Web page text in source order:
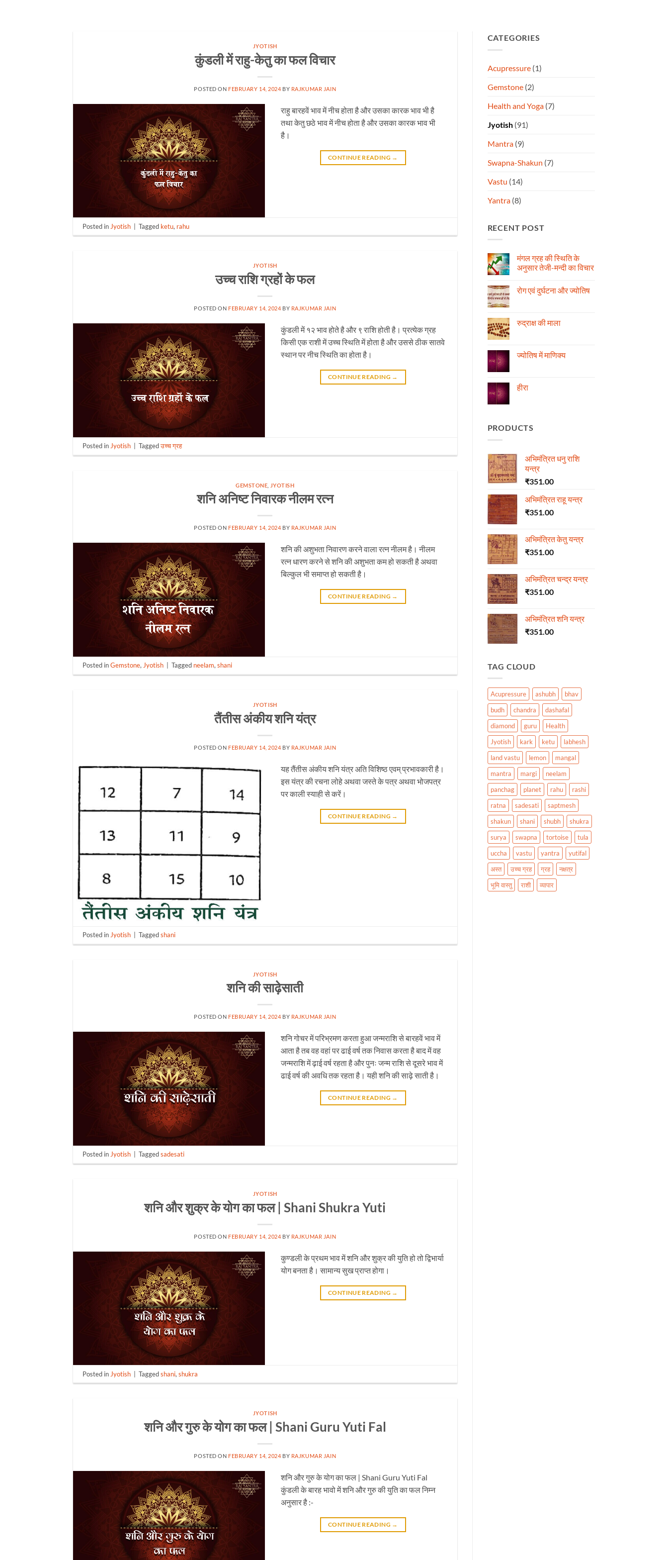
JYOTISH
कुंडली में राहु-केतु का फल विचार
POSTED ON FEBRUARY 14, 2024 BY RAJKUMAR JAIN
राहु बारहवें भाव में नीच होता है और उसका कारक भाव भी है
तथा केतु छठे भाव में नीच होता है और उसका कारक भाव भी
है।
CONTINUE READING →
Posted in Jyotish Tagged ketu, rahu
JYOTISH
उच्च राशि ग्रहों के फल
POSTED ON FEBRUARY 14, 2024 BY RAJKUMAR JAIN
कुंडली में १२ भाव होते है और ९ राशि होती है। प्रत्येक ग्रह
किसी एक राशी में उच्च स्थिति में होता है और उससे ठीक सातवे
स्थान पर नीच स्थिति का होता है।
CONTINUE READING →
Posted in Jyotish Taggedउच्च ग्रह
GEMSTONE JYOTISH
शनि अनिष्ट निवारक नीलम रत्न
POSTED ON FEBRUARY 14, 2024 BY RAJKUMAR JAIN
शनि की अशुभता निवारण करने वाला रत्न नीलम है। नीलम
रत्न धारण करने से शनि की अशुभता कम हो सकती है अथवा
बिल्कुल भी समाप्त हो सकती है।
CONTINUE READING →
Posted inGemstone,Jyotish Tagged neelam,shani
JYOTISH
तैंतीस अंकीय शनि यंत्र
POSTED ON FEBRUARY 14, 2024 BY RAJKUMAR JAIN
यह तैंतीस अंकीय शनि यंत्र अति विशिष्ठ एवम् प्रभावकारी है।
इस यंत्र की रचना लोहे अथवा जस्ते के पत्र अथवा भोजपत्र
पर काली स्याही से करें।
CONTINUE READING →
Posted in Jyotish Taggedshani
JYOTISH
शनि की साढ़ेसाती
POSTED ON FEBRUARY 14, 2024 BY RAJKUMAR JAIN
शनि गोचर में परिभ्रमण करता हुआ जन्मराशि से बारहवें भाव में
आता है तब वह वहां पर ढाई वर्ष तक निवास करता है बाद में वह
जन्मराशि में ढ़ाई वर्ष रहता है और पुनः जन्म राशि से दूसरे भाव में
ढाई वर्ष की अवधि तक रहता है। यही शनि की साढ़े साती है।
CONTINUE READING →
Posted inJyotish Taggedsadesati
JYOTISH
शनि और शुक्र के योग का फल | Shani Shukra Yuti
POSTED ON FEBRUARY 14, 2024 BY RAJKUMAR JAIN
कुण्डली के प्रथम भाव में शनि और शुक्र की युति हो तो द्विभार्या
योग बनता है। सामान्य सुख प्राप्त होगा।
CONTINUE READING →
Posted in Jyotish | Taggedshani,shukra
JYOTISH
शनि और गुरु के योग का फल | Shani Guru Yuti Fal
POSTED ON FEBRUARY 14, 2024 BY RAJKUMAR JAIN
शनि और गुरु के योग का फल | Shani Guru Yuti Fal
कुंडली के बारह भावो में शनि और गुरु की युति का फल निम्न
अनुसार है :-
CONTINUE READING →
CATEGORIES
Acupressure(1)
Gemstone(2)
Health and Yoga(7)
Jyotish(91)
Mantra(9)
Swapna-Shakun (7)
Vastu (14)
Yantra(8)
RECENT POST
मंगल ग्रह की स्थिति के
अनुसार तेजी-मन्दी का विचार
on
के
अनुसार
विचार
रोग एवं दुर्घटना और ज्योतिष
रोग
एवं
रुद्राक्ष की माला
रुद्राक्ष
की
ज्योतिष में माणिक्य
ज्योतिष
में
हीरा
PRODUCTS
अभिमंत्रित धनु राशि
यन्त्र
₹351.00
अभिमंत्रित राहू यन्त्र
₹351.00
अभिमंत्रित केतु यन्त्र
₹351.00
अभिमंत्रित चन्द्र यन्त्र
₹351.00
अभिमंत्रित शनि यन्त्र
₹351.00
TAG CLOUD
Acupressure ashubh
bhav
budh
chandra
dashafal
diamond
guru
Health
Jyotish
kark ketu
labhesh
land vastu
lemon
mangal
mantra
margi
neelam
panchag
planet rahu
rashi
ratna
sadesati
saptmesh
shakun
shani shubh
shukra
surya
swapna tortoise
tula
uccha
vastu yantra
yutifal
अस्त
उच्च ग्रह ग्रह
नक्षत्र
भूमि वास्तु
राशी व्यापार